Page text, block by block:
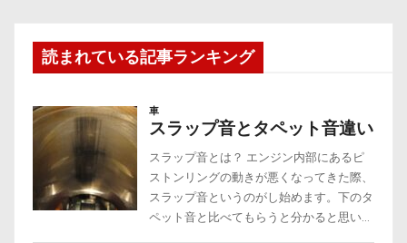
読まれている記事ランキング